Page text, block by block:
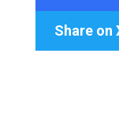
Share on